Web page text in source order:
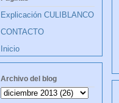
Explicación CULIBLANCO
CONTACTO
Inicio
Archivo del blog